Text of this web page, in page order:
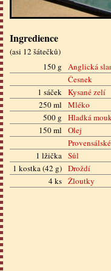
Ingredience
(asi 12 šátečků)
150 g
Anglická
Česnek
1 sáček Kysané zelí
250 ml
Mléko
500 g
Hladká
150 ml
Olej
1 lžička Sůl
1 kostka (42 g) Droždí
4 ks Žloutky